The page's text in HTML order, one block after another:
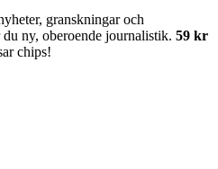
granskningar och
ny, oberoende journalistik. 59 kr
chips!